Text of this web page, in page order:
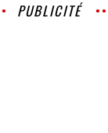
PUBLICITÉ